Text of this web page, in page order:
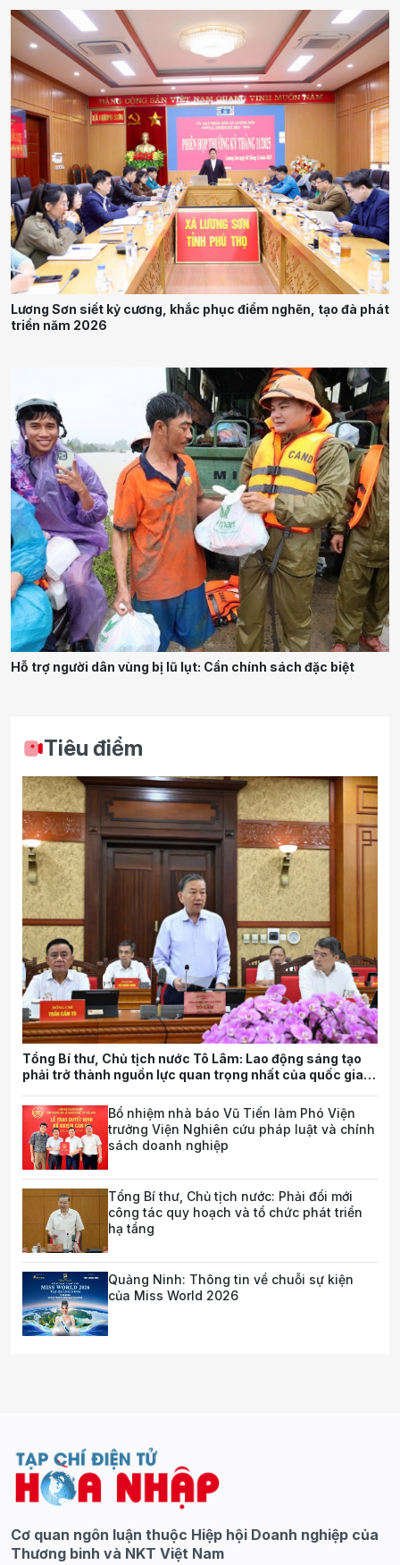
Lương Sơn siết kỷ cương, khắc phục điểm nghẽn, tạo đà phát
triển năm 2026
Hỗ trợ người dân vùng bị lũ lụt: Cần chính sách đặc biệt
Tiêu điểm
Tổng Bí thư, Chủ tịch nước Tô Lâm: Lao động sáng tạo
phải trở thành nguồn lực quan trọng nhất của quốc gia
Bổ nhiệm nhà báo Vũ Tiến làm Phó Viện
trưởng Viện Nghiên cứu pháp luật và chính
sách doanh nghiệp
Tổng Bí thư, Chủ tịch nước: Phải đổi mới
công tác quy hoạch và tổ chức phát triển
hạ tầng
Quảng Ninh: Thông tin về chuỗi sự kiện
của Miss World 2026
Cơ quan ngôn luận thuộc Hiệp hội Doanh nghiệp của
Thương binh và NKT Việt Nam